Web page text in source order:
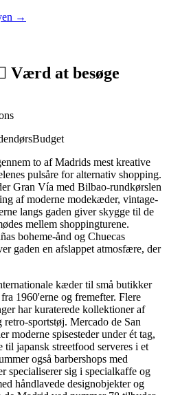
→
Værd at besøge
Budget
to af Madrids mest kreative
pulsåre for alternativ shopping.
Gran Vía med Bilbao-rundkørslen
af moderne modekæder, vintage-
langs gaden giver skygge til de
mellem shoppingturene.
boheme-ånd og Chuecas
gaden en afslappet atmosfære, der
kæder til små butikker
1960'erne og fremefter. Flere
har kuraterede kollektioner af
sportstøj. Mercado de San
moderne spisesteder under ét tag,
japansk streetfood serveres i et
også barbershops med
specialiserer sig i specialkaffe og
håndlavede designobjekter og